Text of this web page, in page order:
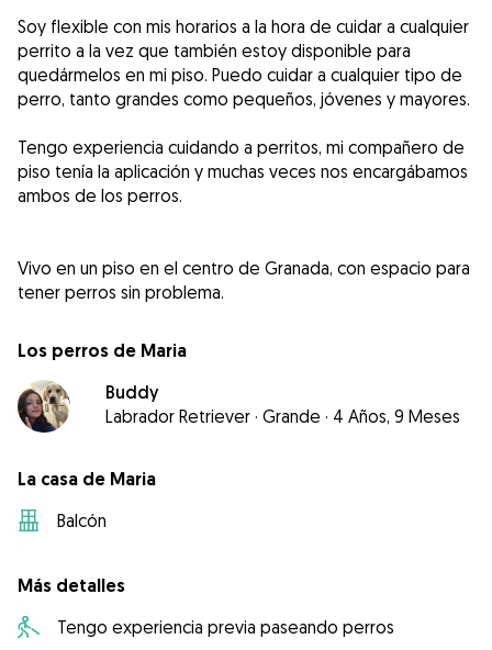
Soy flexible con mis horarios a la hora de cuidar a cualquier
perrito a la vez que también estoy disponible para
quedármelos en mi piso. Puedo cuidar a cualquier tipo de
perro, tanto grandes como pequeños, jóvenes y mayores.
Tengo experiencia cuidando a perritos, mi compañero de
piso tenía la aplicación y muchas veces nos encargábamos
ambos de los perros.
Vivo en un piso en el centro de Granada, con espacio para
tener perros sin problema.
Los perros de Maria
Buddy
Labrador Retriever · Grande · 4 Años, 9 Meses
La casa de Maria
Balcón
Más detalles
Tengo experiencia previa paseando perros